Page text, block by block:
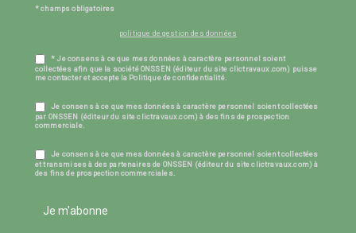
* champs obligatoires
politique de gestion des données
* Je consens à ce que mes données à caractère personnel soient
collectées afin que la société ONSSEN (éditeur du site clictravaux.com) puisse
me contacter et accepte la Politique de confidentialité.
Je consens à ce que mes données à caractère personnel soient collectées
par ONSSEN (éditeur du site clictravaux.com) à des fins de prospection
commerciale.
Je consens à ce que mes données à caractère personnel soient collectées
et transmises à des partenaires de ONSSEN (éditeur du site clictravaux.com) à
des fins de prospection commerciales.
Je m'abonne